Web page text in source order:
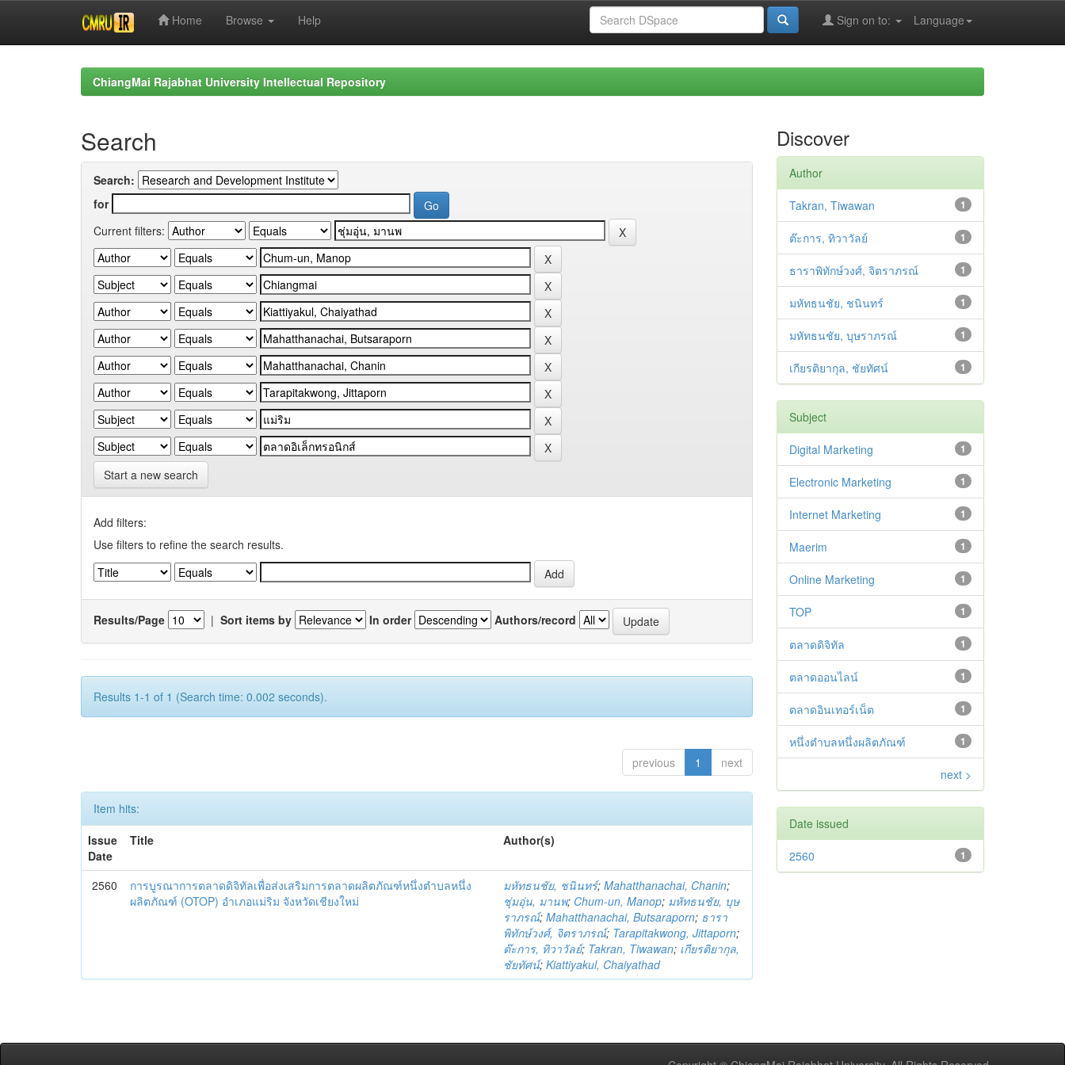
Home Browse Help Language
Sign on to:
ChiangMai Rajabhat University Intellectual Repository
Search
Search:
for
Current filters:
Start a new search
Add filters:
Use filters to refine the search results.
Results/Page | Sort items by In order Authors/record
Results 1-1 of 1 (Search time: 0.002 seconds).
previous 1 next
Item hits:
Issue
Date
Title Author(s)
2560
การบูรณาการตลาดดิจิทัลเพื่อส่งเสริมการตลาดผลิตภัณฑ์หนึ่งตำบลหนึ่ง
ผลิตภัณฑ์ (OTOP) อำเภอแม่ริม จังหวัดเชียงใหม่
มหัทธนชัย, ชนินทร์;Mahatthanachai, Chanin;
ชุ่มอุ่น, มานพ; Chum-un, Manop; มหัทธนชัย, บุษ
ราภรณ์;Mahatthanachai, Butsaraporn; ธารา
พิทักษ์วงศ์, จิตราภรณ์; Tarapitakwong, Jittaporn;
ต๊ะการ, ทิวาวัลย์; Takran, Tiwawan; เกียรติยากุล,
ชัยทัศน์;Kiattiyakul, Chaiyathad
Discover
Author
1
Takran, Tiwawan
1
ต๊ะการ, ทิวาวัลย์
1
ธาราพิทักษ์วงศ์, จิตราภรณ์
1
มหัทธนชัย, ชนินทร์
1
มหัทธนชัย, บุษราภรณ์
1
เกียรติยากุล, ชัยทัศน์
Subject
1
Digital Marketing
1
Electronic Marketing
1
Internet Marketing
1
Maerim
1
Online Marketing
1
TOP
1
ตลาดดิจิทัล
1
ตลาดออนไลน์
1
ตลาดอินเทอร์เน็ต
1
หนึ่งตำบลหนึ่งผลิตภัณฑ์
next >
Date issued
1
2560